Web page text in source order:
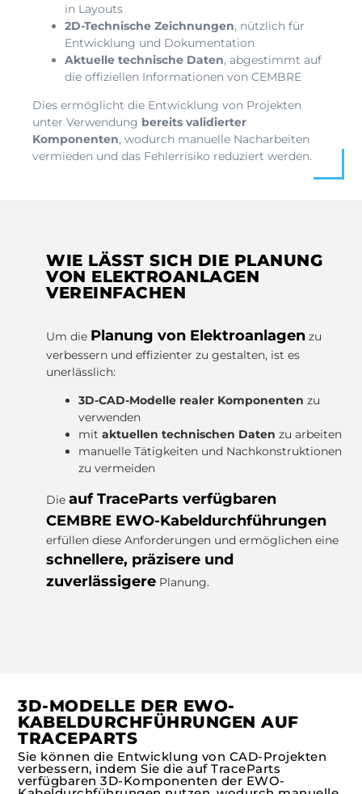
in Layouts
2D-Technische Zeichnungen, nützlich für
Entwicklung und Dokumentation
Aktuelle technische Daten, abgestimmt auf
die offiziellen Informationen von CEMBRE
Dies ermöglicht die Entwicklung von Projekten
unter Verwendung bereits validierter
Komponenten, wodurch manuelle Nacharbeiten
vermieden und das Fehlerrisiko reduziert werden.
WIE LÄSST SICH DIE PLANUNG
VON ELEKTROANLAGEN
VEREINFACHEN
Um die Planung von Elektroanlagen zu
verbessern und effizienter zu gestalten, ist es
unerlässlich:
3D-CAD-Modelle realer Komponenten zu
verwenden
mit aktuellen technischen Daten zu arbeiten
manuelle Tätigkeiten und Nachkonstruktionen
zu vermeiden
Die auf TraceParts verfügbaren
CEMBRE EWO-Kabeldurchführungen
erfüllen diese Anforderungen und ermöglichen eine
schnellere, präzisere und
zuverlässigere Planung.
3D-MODELLE DER EWO-
KABELDURCHFÜHRUNGEN AUF
TRACEPARTS
Sie können die Entwicklung von CAD-Projekten
verbessern, indem Sie die auf TraceParts
verfügbaren 3D-Komponenten der EWO-